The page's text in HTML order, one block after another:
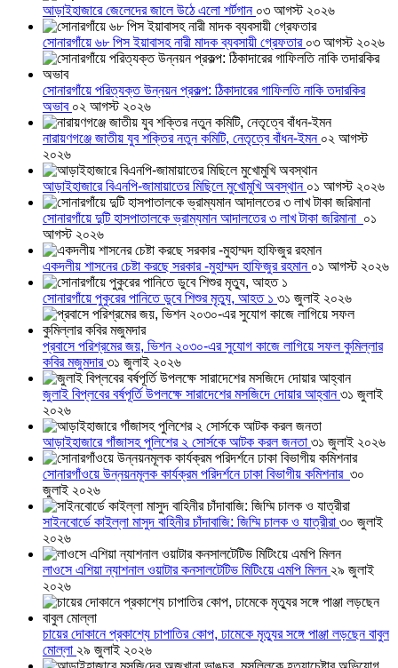
আড়াইহাজারে জেলেদের জালে উঠে এলো শর্টগান ০৩ আগস্ট ২০২৬
সোনারগাঁয়ে ৬৮ পিস ইয়াবাসহ নারী মাদক ব্যবসায়ী গ্রেফতার ০৩ আগস্ট ২০২৬
সোনারগাঁয়ে পরিত্যক্ত উন্নয়ন প্রকল্প: ঠিকাদারের গাফিলতি নাকি তদারকির
অভাব ০২ আগস্ট ২০২৬
নারায়ণগঞ্জে জাতীয় যুব শক্তির নতুন কমিটি, নেতৃত্বে বাঁধন-ইমন ০২ আগস্ট
২০২৬
আড়াইহাজারে বিএনপি-জামায়াতের মিছিলে মুখোমুখি অবস্থান ০১ আগস্ট ২০২৬
সোনারগাঁয়ে দুটি হাসপাতালকে ভ্রাম্যমান আদালতের ৩ লাখ টাকা জরিমানা ০১
আগস্ট ২০২৬
একদলীয় শাসনের চেষ্টা করছে সরকার -মুহাম্মদ হাফিজুর রহমান ০১ আগস্ট ২০২৬
সোনারগাঁয়ে পুকুরের পানিতে ডুবে শিশুর মৃত্যু, আহত ১ ৩১ জুলাই ২০২৬
প্রবাসে পরিশ্রমের জয়, ভিশন ২০৩০-এর সুযোগ কাজে লাগিয়ে সফল কুমিল্লার
কবির মজুমদার৩১ জুলাই ২০২৬
জুলাই বিপ্লবের বর্ষপূর্তি উপলক্ষে সারাদেশের মসজিদে দোয়ার আহ্বান৩১ জুলাই
২০২৬
আড়াইহাজারে গাঁজাসহ পুলিশের ২ সোর্সকে আটক করল জনতা ৩১ জুলাই ২০২৬
সোনারগাঁওয়ে উন্নয়নমূলক কার্যক্রম পরিদর্শনে ঢাকা বিভাগীয় কমিশনার ৩০
জুলাই ২০২৬
সাইনবোর্ডে কাইল্লা মাসুদ বাহিনীর চাঁদাবাজি: জিম্মি চালক ও যাত্রীরা ৩০ জুলাই
২০২৬
লাওসে এশিয়া ন্যাশনাল ওয়াটার কনসালটেটিভ মিটিংয়ে এমপি মিলন ২৯ জুলাই
২০২৬
চায়ের দোকানে প্রকাশ্যে চাপাতির কোপ, ঢামেকে মৃত্যুর সঙ্গে পাঞ্জা লড়ছেন বাবুল
মোল্লা ২৯ জুলাই ২০২৬